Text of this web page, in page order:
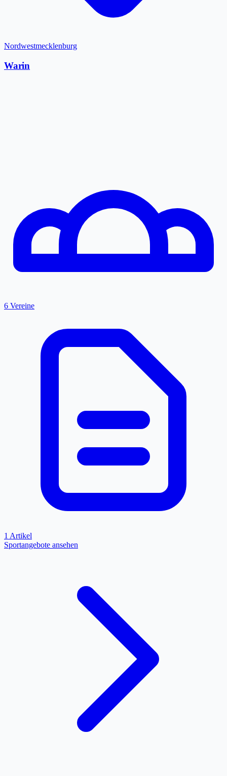
Nordwestmecklenburg
Warin
6 Vereine
1 Artikel
Sportangebote ansehen